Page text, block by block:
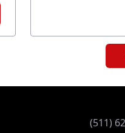
(511)